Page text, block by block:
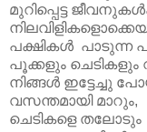
മുറിപ്പെട്ട
പക്ഷികൾ പാടുന്ന
പൂക്കളും
നിങ്ങൾ ഇട്ടേച്ചു
വസന്തമായി മാറും,
ചെടികളെ തലോടും